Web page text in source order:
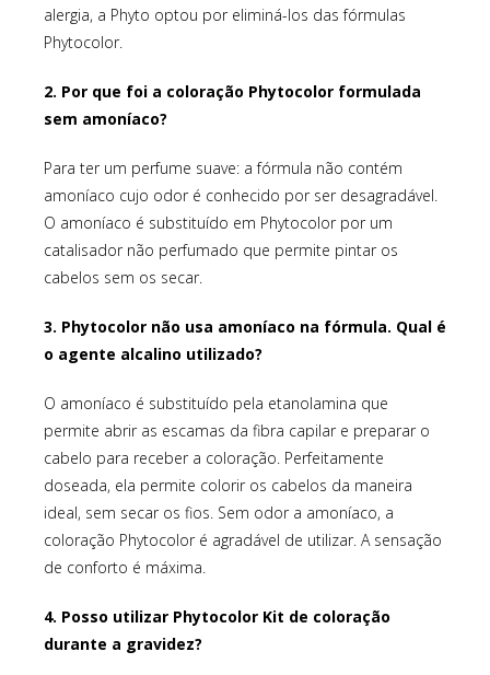
alergia, a Phyto optou por eliminá-los das fórmulas
Phytocolor.
2. Por que foi a coloração Phytocolor formulada
sem amoníaco?
Para ter um perfume suave: a fórmula não contém
amoníaco cujo odor é conhecido por ser desagradável.
O amoníaco é substituído em Phytocolor por um
catalisador não perfumado que permite pintar os
cabelos sem os secar.
3. Phytocolor não usa amoníaco na fórmula. Qual é
o agente alcalino utilizado?
O amoníaco é substituído pela etanolamina que
permite abrir as escamas da fibra capilar e preparar o
cabelo para receber a coloração. Perfeitamente
doseada, ela permite colorir os cabelos da maneira
ideal, sem secar os fios. Sem odor a amoníaco, a
coloração Phytocolor é agradável de utilizar. A sensação
de conforto é máxima.
4. Posso utilizar Phytocolor Kit de coloração
durante a gravidez?